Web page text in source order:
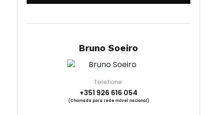
Bruno Soeiro
Telefone:
+351 926 616 054
(Chamada para rede móvel nacional)